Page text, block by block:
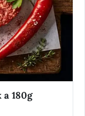
180g